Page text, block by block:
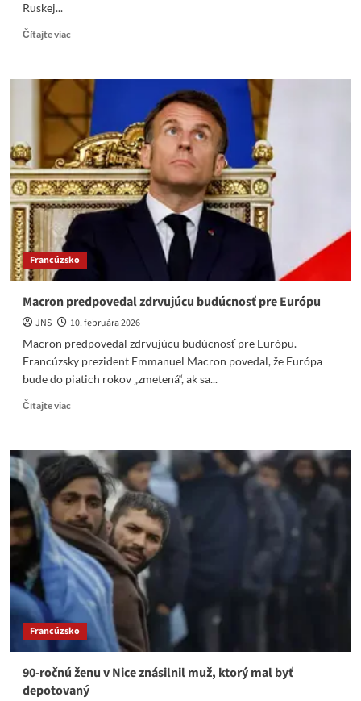
Ruskej...
Čítajte viacRead
Chcú
Briti
Francúzi,
zo
samého
zúfalstva,
aby
Ukrajina
získala
Francúzsko
Macron predpovedal zdrvujúcu budúcnosť pre Európu
JNS
10. februára 2026
Macron predpovedal zdrvujúcu budúcnosť pre Európu.
Francúzsky prezident Emmanuel Macron povedal, že Európa
bude do piatich rokov „zmetená“, ak sa...
Čítajte viacRead
Macron
predpovedal
zdrvujúcu
budúcnosť
pre
Európu
Francúzsko
90-ročnú ženu v Nice znásilnil muž, ktorý mal byť
depotovaný